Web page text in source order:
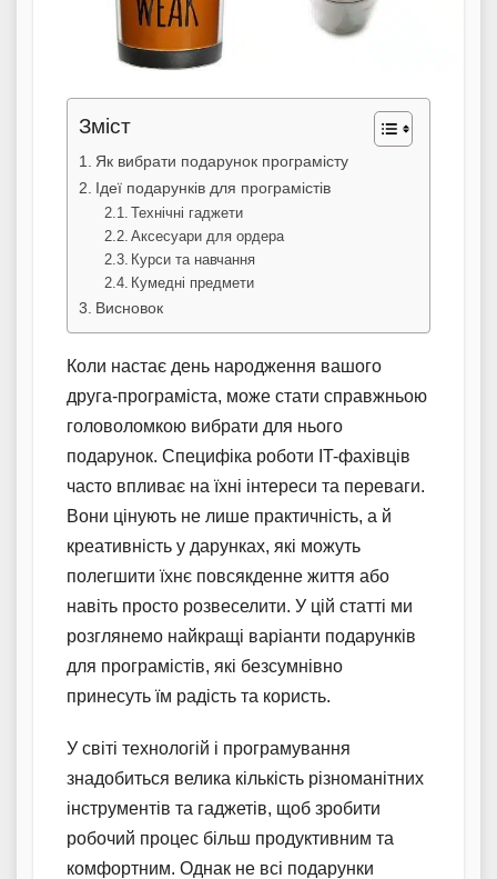
Зміст
Як вибрати подарунок програмісту
Ідеї подарунків для програмістів
Технічні гаджети
Аксесуари для ордера
Курси та навчання
Кумедні предмети
Висновок
Коли настає день народження вашого
друга-програміста, може стати справжньою
головоломкою вибрати для нього
подарунок. Специфіка роботи IT-фахівців
часто впливає на їхні інтереси та переваги.
Вони цінують не лише практичність, а й
креативність у дарунках, які можуть
полегшити їхнє повсякденне життя або
навіть просто розвеселити. У цій статті ми
розглянемо найкращі варіанти подарунків
для програмістів, які безсумнівно
принесуть їм радість та користь.
У світі технологій і програмування
знадобиться велика кількість різноманітних
інструментів та гаджетів, щоб зробити
робочий процес більш продуктивним та
комфортним. Однак не всі подарунки